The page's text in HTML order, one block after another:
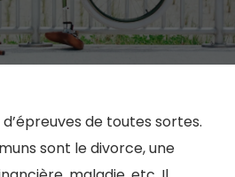
de toutes sortes.
sont le divorce, une